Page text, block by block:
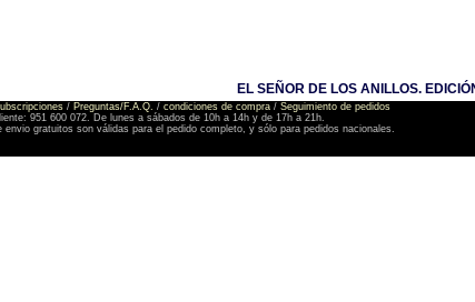
EL SEÑOR DE LOS ANILLOS.
/ Preguntas/F.A.Q. / condiciones de compra / Seguimiento de pedidos
951 600 072. De lunes a sábados de 10h a 14h y de 17h a 21h.
gratuitos son válidas para el pedido completo, y sólo para pedidos nacionales.